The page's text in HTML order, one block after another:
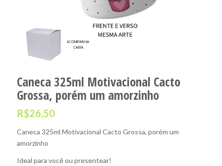
Caneca 325ml Motivacional Cacto
Grossa, porém um amorzinho
R$26,50
Caneca 325ml Motivacional Cacto Grossa, porém um
amorzinho
Ideal para você ou presentear!